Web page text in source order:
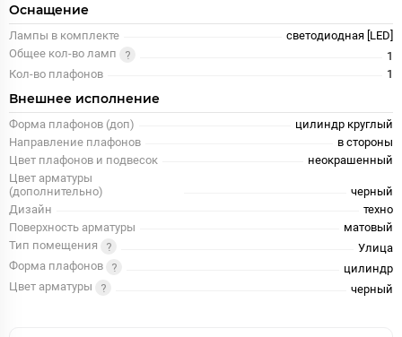
Оснащение
Лампы в комплекте
светодиодная [LED]
Общее кол-во ламп
1
Кол-во плафонов
1
Внешнее исполнение
Форма плафонов (доп)
цилиндр круглый
Направление плафонов
в стороны
Цвет плафонов и подвесок
неокрашенный
Цвет арматуры
(дополнительно)
черный
Дизайн
техно
Поверхность арматуры
матовый
Тип помещения
Улица
Форма плафонов
цилиндр
Цвет арматуры
черный